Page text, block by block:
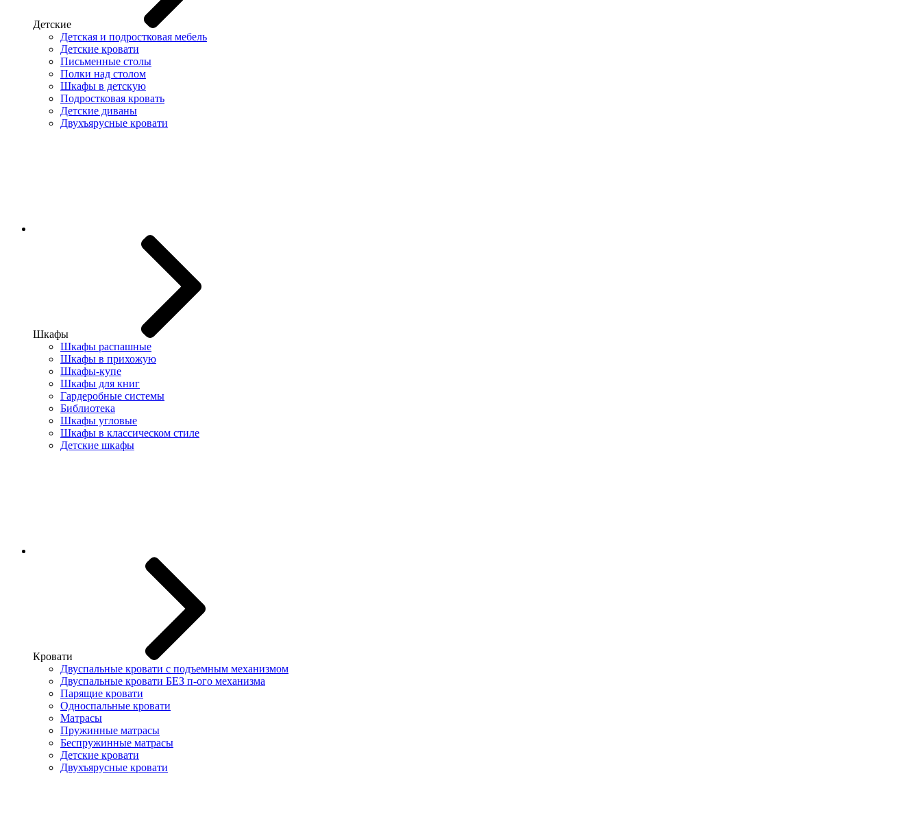
Детские
Детская и подростковая мебель
Детские кровати
Письменные столы
Полки над столом
Шкафы в детскую
Подростковая кровать
Детские диваны
Двухъярусные кровати
Шкафы
Шкафы распашные
Шкафы в прихожую
Шкафы-купе
Шкафы для книг
Гардеробные системы
Библиотека
Шкафы угловые
Шкафы в классическом стиле
Детские шкафы
Кровати
Двуспальные кровати с подъемным механизмом
Двуспальные кровати БЕЗ п-ого механизма
Парящие кровати
Односпальные кровати
Матрасы
Пружинные матрасы
Беспружинные матрасы
Детские кровати
Двухъярусные кровати